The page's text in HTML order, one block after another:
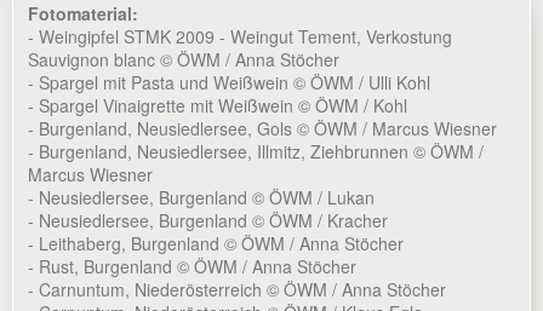
Fotomaterial:
- Weingipfel STMK 2009 - Weingut Tement, Verkostung
Sauvignon blanc © ÖWM / Anna Stöcher
- Spargel mit Pasta und Weißwein © ÖWM / Ulli Kohl
- Spargel Vinaigrette mit Weißwein © ÖWM / Kohl
- Burgenland, Neusiedlersee, Gols © ÖWM / Marcus Wiesner
- Burgenland, Neusiedlersee, Illmitz, Ziehbrunnen © ÖWM /
Marcus Wiesner
- Neusiedlersee, Burgenland © ÖWM / Lukan
- Neusiedlersee, Burgenland © ÖWM / Kracher
- Leithaberg, Burgenland © ÖWM / Anna Stöcher
- Rust, Burgenland © ÖWM / Anna Stöcher
- Carnuntum, Niederösterreich © ÖWM / Anna Stöcher